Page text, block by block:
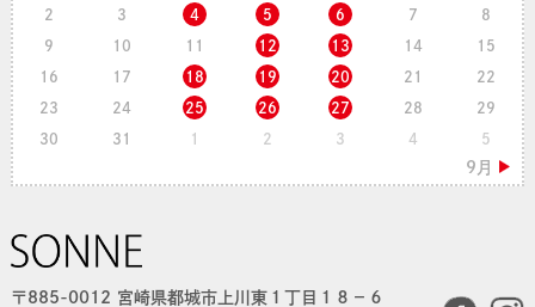
2 3 4 5 6 7 8
9 10 11 12 13 14 15
16 17 18 19 20 21 22
23 24 25 26 27 28 29
30 31 1 2 3 4 5
〒885-0012 宮崎県都城市上川東１丁目１８−６